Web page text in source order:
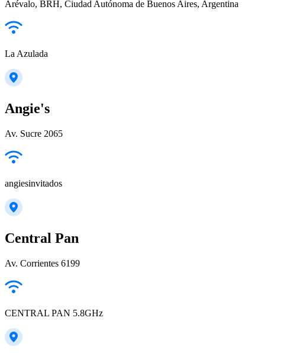
Arévalo, BRH, Ciudad Autónoma de Buenos Aires, Argentina
La Azulada
Angie's
Av. Sucre 2065
angiesinvitados
Central Pan
Av. Corrientes 6199
CENTRAL PAN 5.8GHz